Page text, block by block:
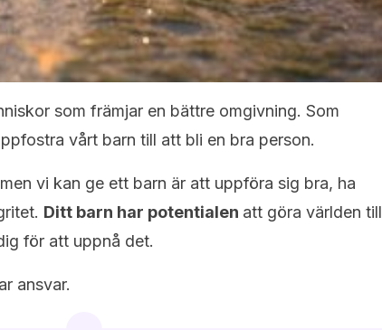
som främjar en bättre omgivning. Som
vårt barn till att bli en bra person.
vi kan ge ett barn är att uppföra sig bra, ha
Ditt barn har potentialen att göra världen till
för att uppnå det.
ansvar.